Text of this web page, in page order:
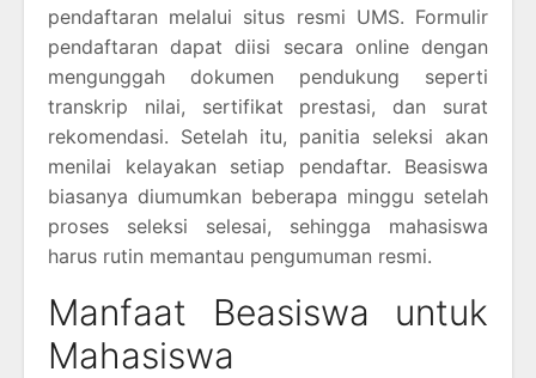
pendaftaran melalui situs resmi UMS. Formulir
pendaftaran dapat diisi secara online dengan
mengunggah dokumen pendukung seperti
transkrip nilai, sertifikat prestasi, dan surat
rekomendasi. Setelah itu, panitia seleksi akan
menilai kelayakan setiap pendaftar. Beasiswa
biasanya diumumkan beberapa minggu setelah
proses seleksi selesai, sehingga mahasiswa
harus rutin memantau pengumuman resmi.
Manfaat Beasiswa untuk
Mahasiswa